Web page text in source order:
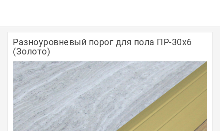
Полосы из металла
Плинтуса
Профили для стекла и SPC
Обводы для труб
Разноуровневый порог для пола ПР-30х6
(Золото)